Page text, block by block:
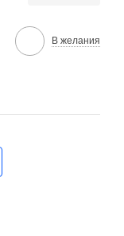
В желания